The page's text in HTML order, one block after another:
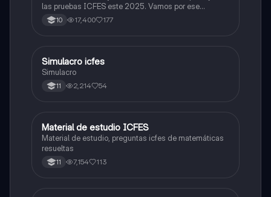
las pruebas ICFES este 2025. Vamos por ese
500/500. Y poder ser admitido en la universidad que
quieras, estudiar la carrera que quieres y no la que te
10 17,400 177
ICFES: Lectura Crítica
Simulacro icfes
Simulacro
11 2,214 54
ICFES: Matemáticas
Material de estudio ICFES
Material de estudio, preguntas icfes de matemáticas
resueltas
11 7,154 113